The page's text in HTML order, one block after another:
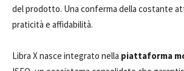
del prodotto. Una conferma della costante
praticità e affidabilità.
Libra X nasce integrato nella piattaforma